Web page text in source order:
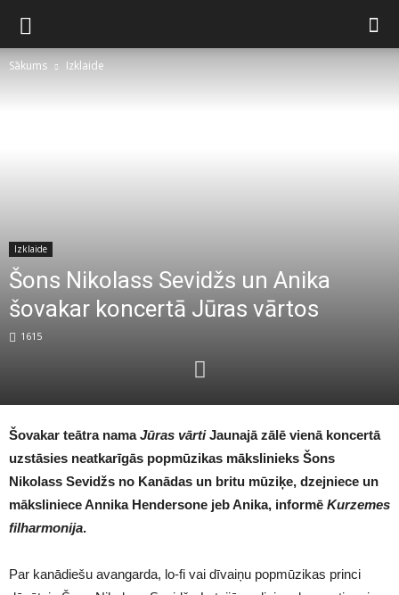
Sākums Izklaide
Izklaide
Šons Nikolass Sevidžs un Anika
šovakar koncertā Jūras vārtos
1615
Šovakar teātra namaJūras vārtiJaunajā zālē vienā koncertā
uzstāsies neatkarīgās popmūzikas mākslinieks Šons
Nikolass Sevidžs no Kanādas un britu mūziķe, dzejniece un
māksliniece Annika Hendersone jeb Anika, informē Kurzemes
filharmonija.
Par kanādiešu avangarda, lo-fi vai dīvaiņu popmūzikas princi